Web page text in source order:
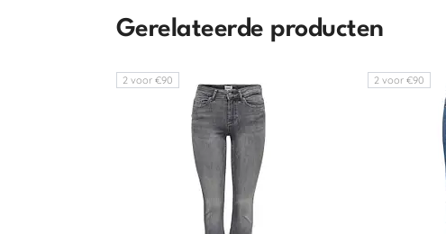
Gerelateerde producten
2 voor €90 2 voor €90